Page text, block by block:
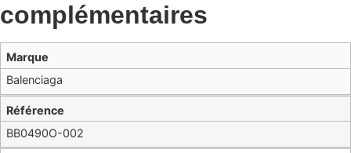
complémentaires
Référence
BB0490O-002
Marque
Balenciaga